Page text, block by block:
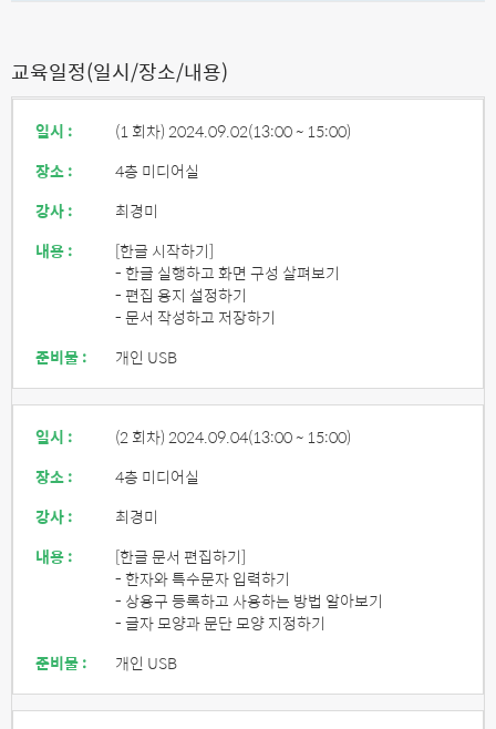
교육일정(일시/장소/내용)
일시 : (1 회차) 2024.09.02(13:00 ~ 15:00)
장소 :
4층 미디어실
강사 :
최경미
내용 :
[한글 시작하기]
- 한글 실행하고 화면 구성 살펴보기
- 편집 용지 설정하기
- 문서 작성하고 저장하기
준비물 :
개인 USB
일시 : (2 회차) 2024.09.04(13:00 ~ 15:00)
장소 :
4층 미디어실
강사 :
최경미
내용 :
[한글 문서 편집하기]
- 한자와 특수문자 입력하기
- 상용구 등록하고 사용하는 방법 알아보기
- 글자 모양과 문단 모양 지정하기
준비물 :
개인 USB